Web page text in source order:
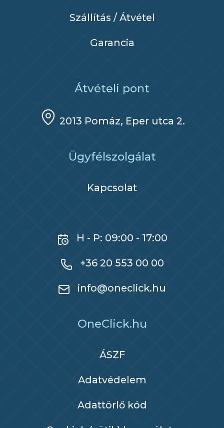
Szállítás / Átvétel
Garancia
Átvételi pont
2013 Pomáz, Eper utca 2.
Ügyfélszolgálat
Kapcsolat
H - P: 09:00 - 17:00
+36 20 553 00 00
info@oneclick.hu
OneClick.hu
ÁSZF
Adatvédelem
Adattörlő kód